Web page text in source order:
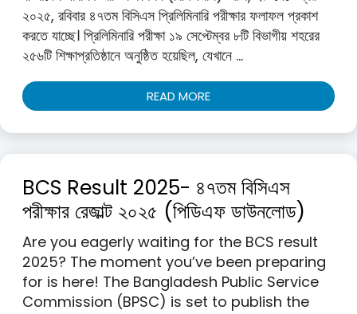
২০২৫, রবিবার ৪৭তম বিসিএস প্রিলিমিনারি পরীক্ষার ফলাফল প্রকাশ
করতে যাচ্ছে। প্রিলিমিনারি পরীক্ষা ১৯ সেপ্টেম্বর ৮টি বিভাগীয় শহরের
২৫৬টি শিক্ষাপ্রতিষ্ঠানে অনুষ্ঠিত হয়েছিল, যেখানে …
READ MORE
BCS Result 2025- ৪৭তম বিসিএস
পরীক্ষার রেজাল্ট ২০২৫ (পিডিএফ ডাউনলোড)
Are you eagerly waiting for the BCS result
2025? The moment you’ve been preparing
for is here! The Bangladesh Public Service
Commission (BPSC) is set to publish the